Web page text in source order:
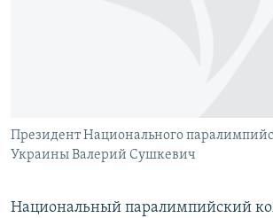
Все сайты RFE/RL
Президент Национального
Украины Валерий Сушкевич
Национальный паралимпийский